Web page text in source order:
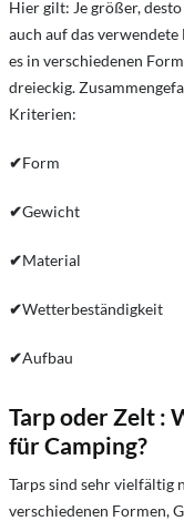
Hier gilt: Je größer,
auch auf das
es in verschiedenen
dreieckig.
Kriterien:
✔Form
✔Gewicht
✔Material
✔Wetterbeständigkeit
✔Aufbau
Tarp oder Zelt :
für Camping?
Tarps sind sehr vielfältig
verschiedenen Formen,